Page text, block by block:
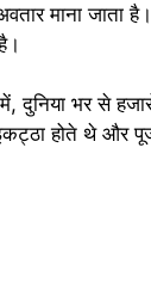
अवतार माना जाता
दुनिया भर से
होते थे और